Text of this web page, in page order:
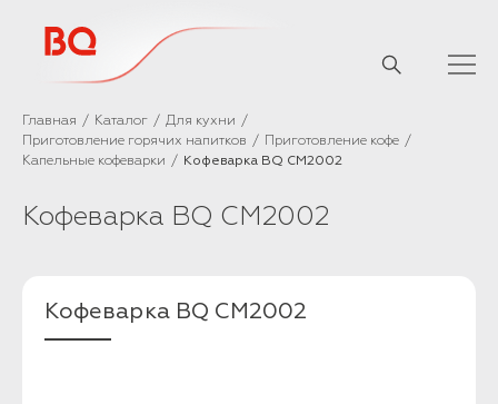
Главная Каталог
Для кухни
Приготовление горячих напитков
Приготовление кофе
Капельные кофеварки
Кофеварка BQ CM2002
Кофеварка BQ CM2002
Кофеварка BQ CM2002